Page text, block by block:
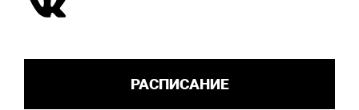
РАСПИСАНИЕ